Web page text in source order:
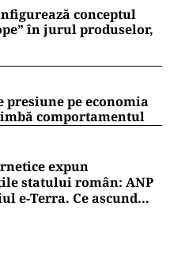
conceptul
în jurul produselor,
presiune pe economia
comportamentul
expun
statului român: ANP
e‑Terra. Ce ascund